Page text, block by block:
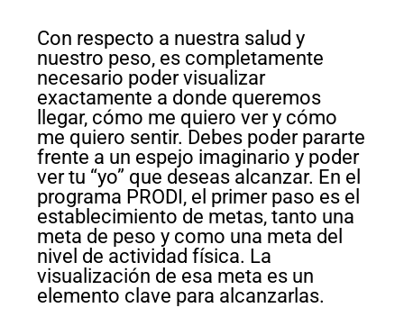
Con respecto a nuestra salud y
nuestro peso, es completamente
necesario poder visualizar
exactamente a donde queremos
llegar, cómo me quiero ver y cómo
me quiero sentir. Debes poder pararte
frente a un espejo imaginario y poder
ver tu “yo” que deseas alcanzar. En el
programa PRODI, el primer paso es el
establecimiento de metas, tanto una
meta de peso y como una meta del
nivel de actividad física. La
visualización de esa meta es un
elemento clave para alcanzarlas.